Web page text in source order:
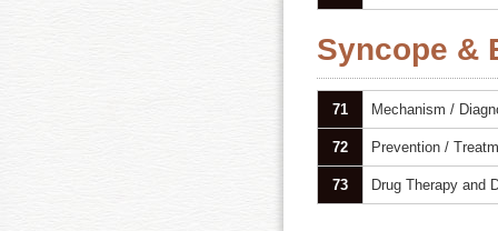
Syncope &
71 Mechanism /
72 Prevention /
73 Drug Therapy and